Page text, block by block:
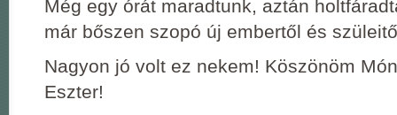
Még egy órát maradtunk, aztán
már bőszen szopó új embertől és
Nagyon jó volt ez nekem! Köszönöm
Eszter!